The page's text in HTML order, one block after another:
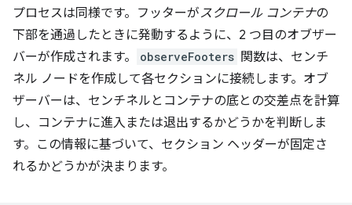
プロセスは同様です。フッターがスクロール コンテナの
下部を通過したときに発動するように、2 つ目のオブザー
バーが作成されます。
observeFooters 関数は、センチ
ネル ノードを作成して各セクションに接続します。オブ
ザーバーは、センチネルとコンテナの底との交差点を計算
し、コンテナに進入または退出するかどうかを判断しま
す。この情報に基づいて、セクション ヘッダーが固定さ
れるかどうかが決まります。